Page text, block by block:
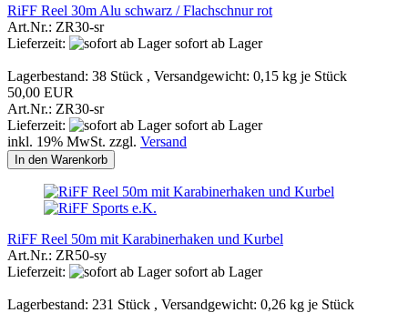
RiFF Reel 30m Alu schwarz / Flachschnur rot
Art.Nr.: ZR30-sr
Lieferzeit:
sofort ab Lager
Lagerbestand: 38 Stück , Versandgewicht: 0,15 kg je Stück
50,00 EUR
Art.Nr.: ZR30-sr
Lieferzeit:
sofort ab Lager
inkl. 19% MwSt. zzgl. Versand
In den Warenkorb
RiFF Reel 50m mit Karabinerhaken und Kurbel
Art.Nr.: ZR50-sy
Lieferzeit:
sofort ab Lager
Lagerbestand: 231 Stück , Versandgewicht: 0,26 kg je Stück